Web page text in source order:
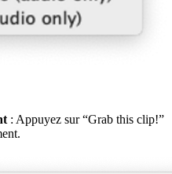
: Appuyez sur “Grab this clip!”